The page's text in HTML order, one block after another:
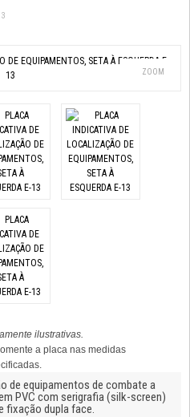
ZOOM
ilustrativas.
a placa nas medidas
de equipamentos de combate a
PVC com serigrafia (silk-screen)
fixação dupla face.